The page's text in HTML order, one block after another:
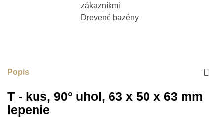
Popis
T - kus, 90° uhol, 63 x 50 x 63 mm
lepenie